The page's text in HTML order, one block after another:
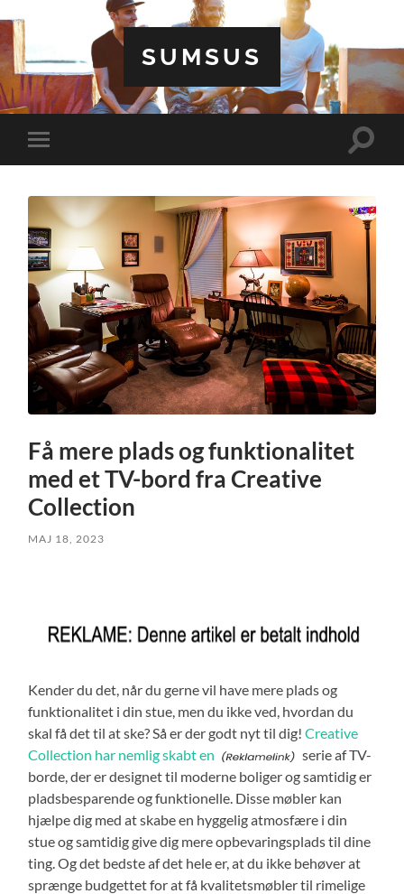
SUMSUS
Toggle
mobile
Toggle
Få mere plads og funktionalitet
med et TV-bord fra Creative
Collection
MAJ 18, 2023
Kender du det, når du gerne vil have mere plads og
funktionalitet i din stue, men du ikke ved, hvordan du
skal få det til at ske? Så er der godt nyt til dig!Creative
Collection har nemlig skabt en
serie af TV-
borde, der er designet til moderne boliger og samtidig er
pladsbesparende og funktionelle. Disse møbler kan
hjælpe dig med at skabe en hyggelig atmosfære i din
stue og samtidig give dig mere opbevaringsplads til dine
ting. Og det bedste af det hele er, at du ikke behøver at
sprænge budgettet for at få kvalitetsmøbler til rimelige